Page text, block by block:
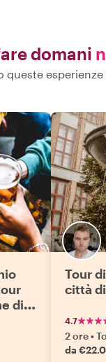
domani
di
Tour
città
4.7
2 ore•
da